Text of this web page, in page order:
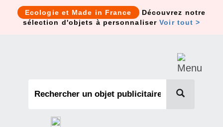
Ecologie et Made in France
Découvrez notre
sélection d'objets à personnaliserVoir tout >
Cookies management panel